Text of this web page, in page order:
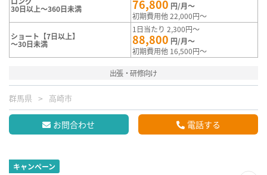
30日以上～360日未満 76,800 円/月～
初期費用他 22,000円～
ショート【7日以上】
～30日未満
1日当たり 2,300円～
88,800 円/月～
初期費用他 16,500円～
出張・研修向け
群馬県 高崎市
お問合わせ 電話する
キャンペーン